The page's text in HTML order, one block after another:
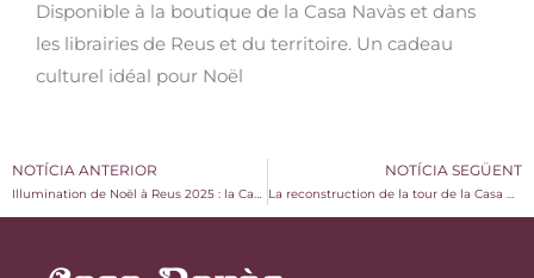
Disponible à la boutique de la Casa Navàs et dans
les librairies de Reus et du territoire. Un cadeau
culturel idéal pour Noël
NOTÍCIA ANTERIOR NOTÍCIA SEGÜENT